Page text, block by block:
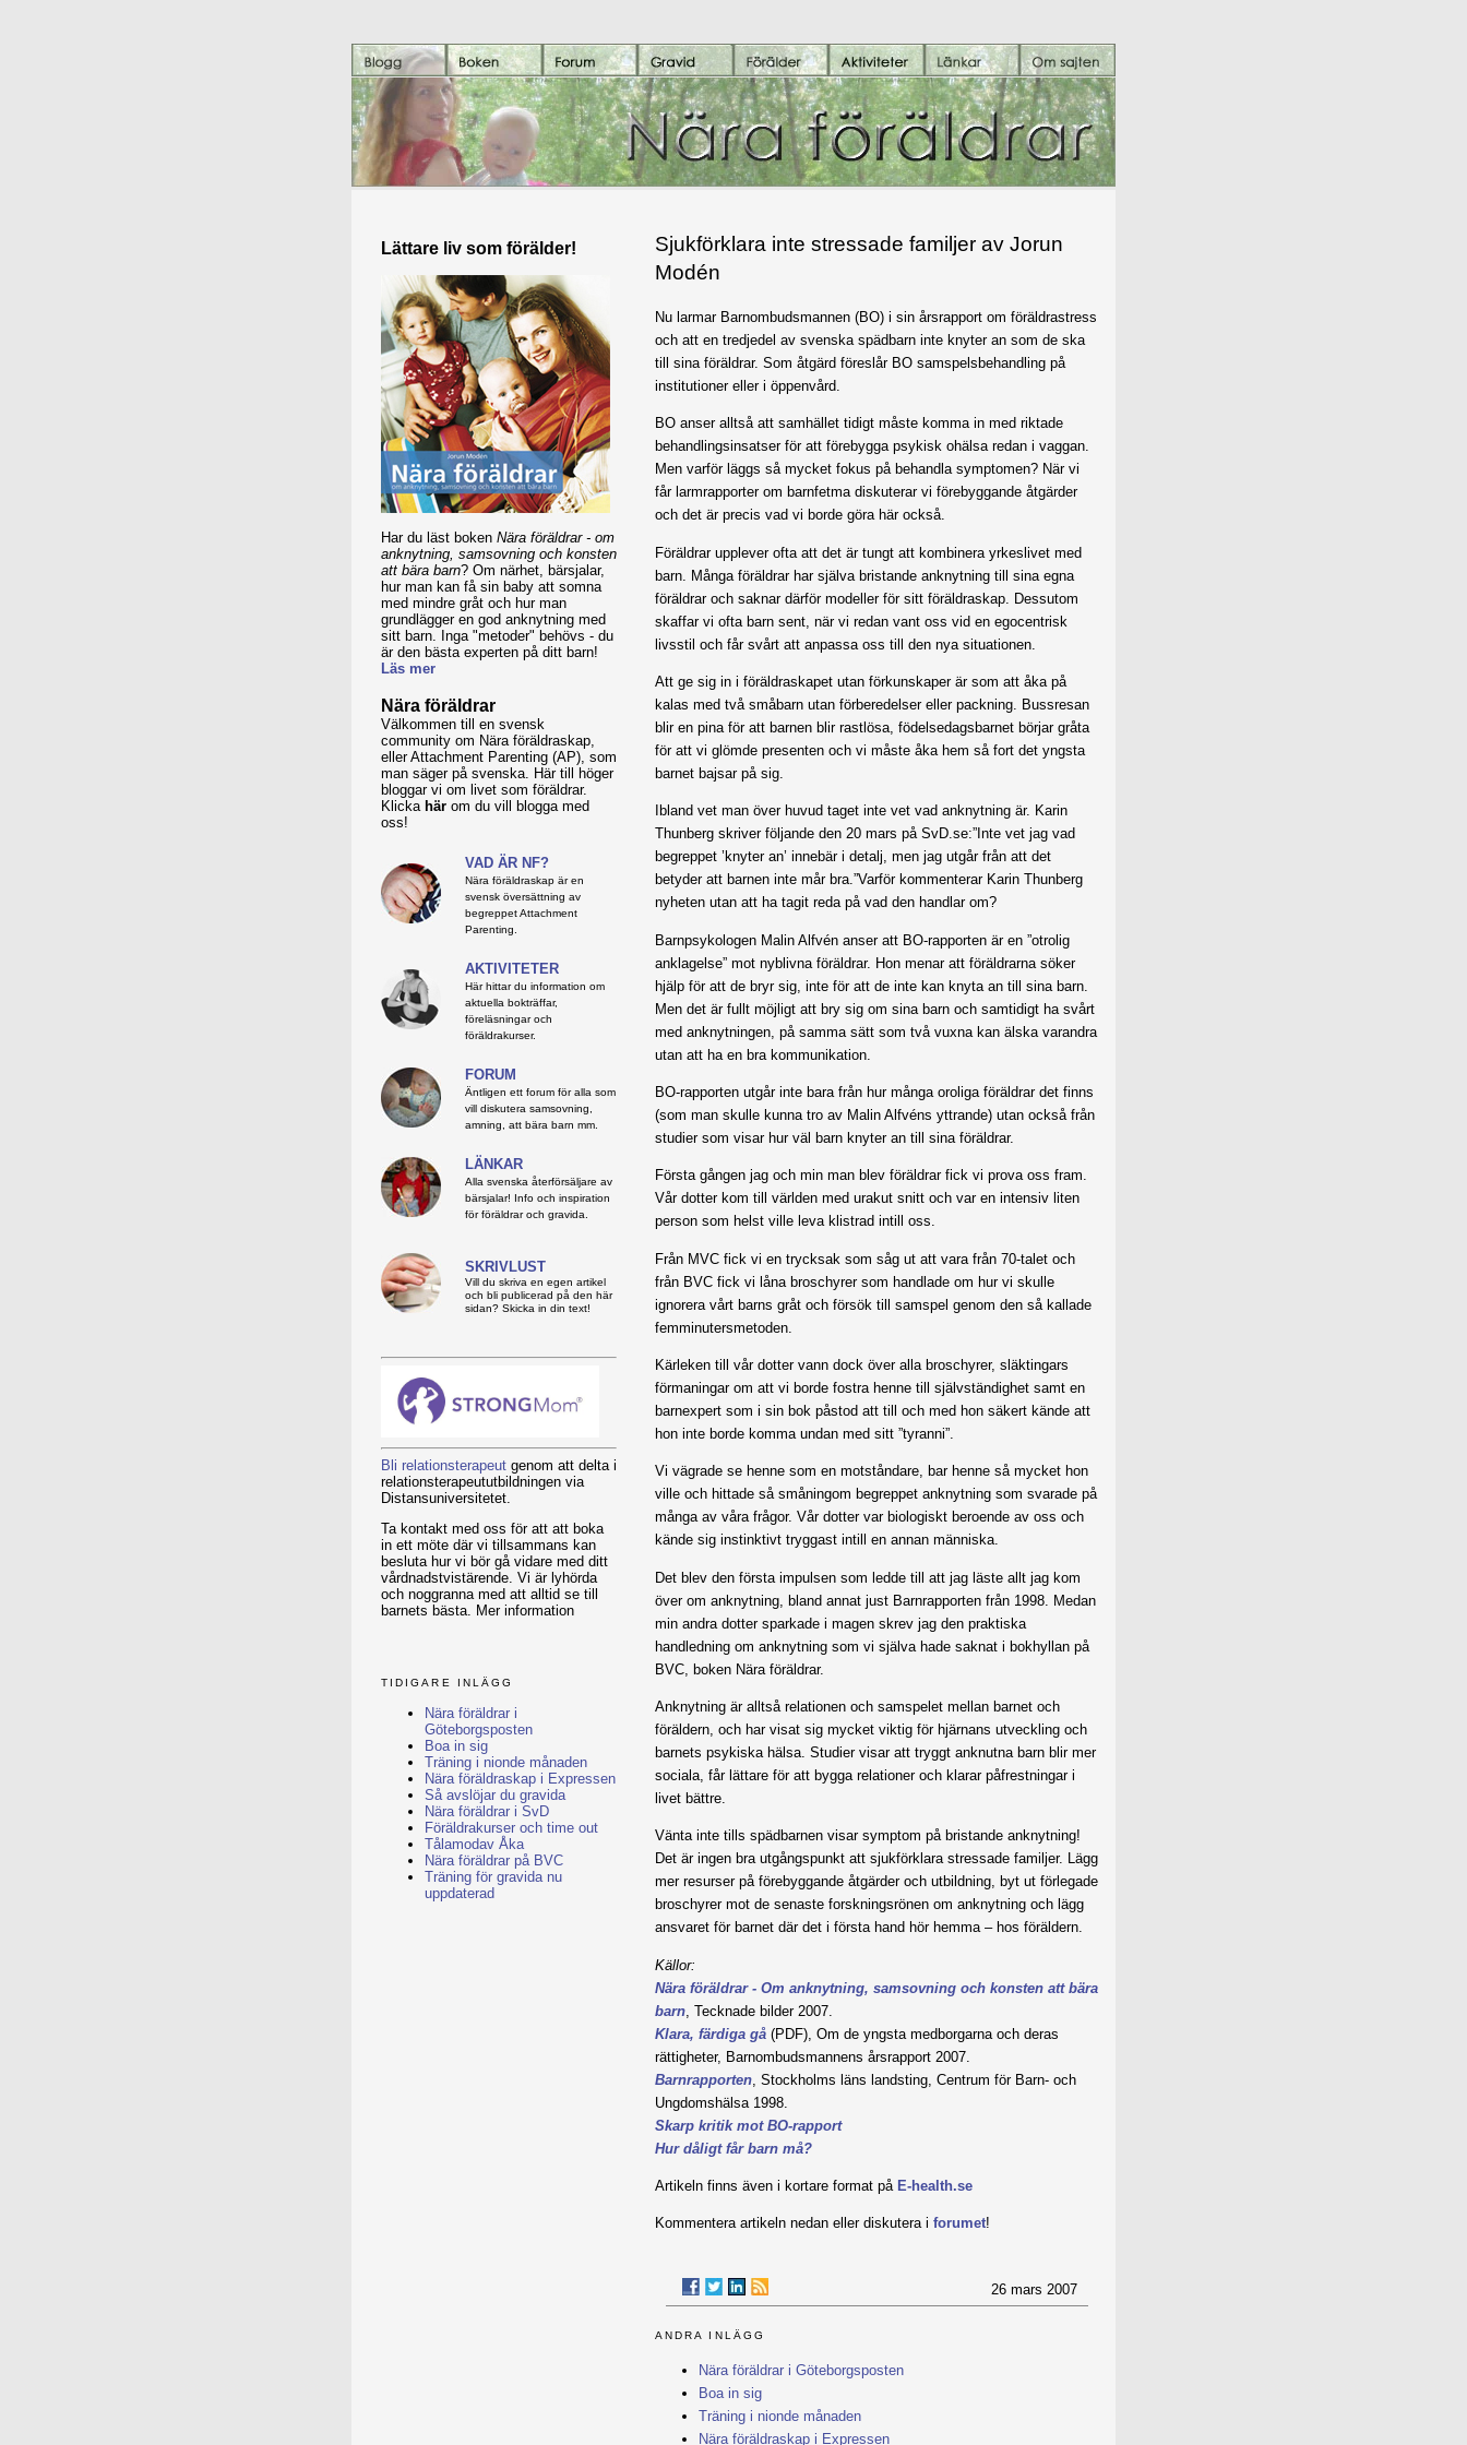
Lättare liv som förälder!
Har du läst boken Nära föräldrar - om
anknytning, samsovning och konsten
att bära barn? Om närhet, bärsjalar,
hur man kan få sin baby att somna
med mindre gråt och hur man
grundlägger en god anknytning med
sitt barn. Inga "metoder" behövs - du
är den bästa experten på ditt barn!
Läs mer
Nära föräldrar
Välkommen till en svensk
community om Nära föräldraskap,
eller Attachment Parenting (AP), som
man säger på svenska. Här till höger
bloggar vi om livet som föräldrar.
Klicka här om du vill blogga med
oss!
VAD ÄR NF?
Nära föräldraskap är en
svensk översättning av
begreppet Attachment
Parenting.
AKTIVITETER
Här hittar du information om
aktuella bokträffar,
föreläsningar och
föräldrakurser.
FORUM
Äntligen ett forum för alla som
vill diskutera samsovning,
amning, att bära barn mm.
LÄNKAR
Alla svenska återförsäljare av
bärsjalar! Info och inspiration
för föräldrar och gravida.
SKRIVLUST
Vill du skriva en egen artikel
och bli publicerad på den här
sidan? Skicka in din text!
Bli relationsterapeut genom att delta i
relationsterapeututbildningen via
Distansuniversitetet.
Ta kontakt med oss för att att boka
in ett möte där vi tillsammans kan
besluta hur vi bör gå vidare med ditt
vårdnadstvistärende. Vi är lyhörda
och noggranna med att alltid se till
barnets bästa. Mer information
TIDIGARE INLÄGG
Nära föräldrar i
Göteborgsposten
Boa in sig
Träning i nionde månaden
Nära föräldraskap i Expressen
Så avslöjar du gravida
Nära föräldrar i SvD
Föräldrakurser och time out
Tålamodav Åka
Nära föräldrar på BVC
Träning för gravida nu
uppdaterad
Sjukförklara inte stressade familjer av Jorun
Modén
Nu larmar Barnombudsmannen (BO) i sin årsrapport om föräldrastress
och att en tredjedel av svenska spädbarn inte knyter an som de ska
till sina föräldrar. Som åtgärd föreslår BO samspelsbehandling på
institutioner eller i öppenvård.
BO anser alltså att samhället tidigt måste komma in med riktade
behandlingsinsatser för att förebygga psykisk ohälsa redan i vaggan.
Men varför läggs så mycket fokus på behandla symptomen? När vi
får larmrapporter om barnfetma diskuterar vi förebyggande åtgärder
och det är precis vad vi borde göra här också.
Föräldrar upplever ofta att det är tungt att kombinera yrkeslivet med
barn. Många föräldrar har själva bristande anknytning till sina egna
föräldrar och saknar därför modeller för sitt föräldraskap. Dessutom
skaffar vi ofta barn sent, när vi redan vant oss vid en egocentrisk
livsstil och får svårt att anpassa oss till den nya situationen.
Att ge sig in i föräldraskapet utan förkunskaper är som att åka på
kalas med två småbarn utan förberedelser eller packning. Bussresan
blir en pina för att barnen blir rastlösa, födelsedagsbarnet börjar gråta
för att vi glömde presenten och vi måste åka hem så fort det yngsta
barnet bajsar på sig.
Ibland vet man över huvud taget inte vet vad anknytning är. Karin
Thunberg skriver följande den 20 mars på SvD.se:”Inte vet jag vad
begreppet ’knyter an’ innebär i detalj, men jag utgår från att det
betyder att barnen inte mår bra.”Varför kommenterar Karin Thunberg
nyheten utan att ha tagit reda på vad den handlar om?
Barnpsykologen Malin Alfvén anser att BO-rapporten är en ”otrolig
anklagelse” mot nyblivna föräldrar. Hon menar att föräldrarna söker
hjälp för att de bryr sig, inte för att de inte kan knyta an till sina barn.
Men det är fullt möjligt att bry sig om sina barn och samtidigt ha svårt
med anknytningen, på samma sätt som två vuxna kan älska varandra
utan att ha en bra kommunikation.
BO-rapporten utgår inte bara från hur många oroliga föräldrar det finns
(som man skulle kunna tro av Malin Alfvéns yttrande) utan också från
studier som visar hur väl barn knyter an till sina föräldrar.
Första gången jag och min man blev föräldrar fick vi prova oss fram.
Vår dotter kom till världen med urakut snitt och var en intensiv liten
person som helst ville leva klistrad intill oss.
Från MVC fick vi en trycksak som såg ut att vara från 70-talet och
från BVC fick vi låna broschyrer som handlade om hur vi skulle
ignorera vårt barns gråt och försök till samspel genom den så kallade
femminutersmetoden.
Kärleken till vår dotter vann dock över alla broschyrer, släktingars
förmaningar om att vi borde fostra henne till självständighet samt en
barnexpert som i sin bok påstod att till och med hon säkert kände att
hon inte borde komma undan med sitt ”tyranni”.
Vi vägrade se henne som en motståndare, bar henne så mycket hon
ville och hittade så småningom begreppet anknytning som svarade på
många av våra frågor. Vår dotter var biologiskt beroende av oss och
kände sig instinktivt tryggast intill en annan människa.
Det blev den första impulsen som ledde till att jag läste allt jag kom
över om anknytning, bland annat just Barnrapporten från 1998. Medan
min andra dotter sparkade i magen skrev jag den praktiska
handledning om anknytning som vi själva hade saknat i bokhyllan på
BVC, boken Nära föräldrar.
Anknytning är alltså relationen och samspelet mellan barnet och
föräldern, och har visat sig mycket viktig för hjärnans utveckling och
barnets psykiska hälsa. Studier visar att tryggt anknutna barn blir mer
sociala, får lättare för att bygga relationer och klarar påfrestningar i
livet bättre.
Vänta inte tills spädbarnen visar symptom på bristande anknytning!
Det är ingen bra utgångspunkt att sjukförklara stressade familjer. Lägg
mer resurser på förebyggande åtgärder och utbildning, byt ut förlegade
broschyrer mot de senaste forskningsrönen om anknytning och lägg
ansvaret för barnet där det i första hand hör hemma – hos föräldern.
Källor:
Nära föräldrar - Om anknytning, samsovning och konsten att bära
barn , Tecknade bilder 2007.
Klara, färdiga gå (PDF), Om de yngsta medborgarna och deras
rättigheter, Barnombudsmannens årsrapport 2007.
Barnrapporten , Stockholms läns landsting, Centrum för Barn- och
Ungdomshälsa 1998.
Skarp kritik mot BO-rapport
Hur dåligt får barn må?
Artikeln finns även i kortare format på E-health.se
Kommentera artikeln nedan eller diskutera i forumet!
26 mars 2007
ANDRA INLÄGG
Nära föräldrar i Göteborgsposten
Boa in sig
Träning i nionde månaden
Nära föräldraskap i Expressen